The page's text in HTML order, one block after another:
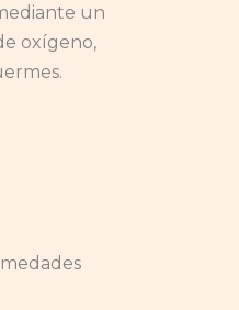
un
oxígeno,